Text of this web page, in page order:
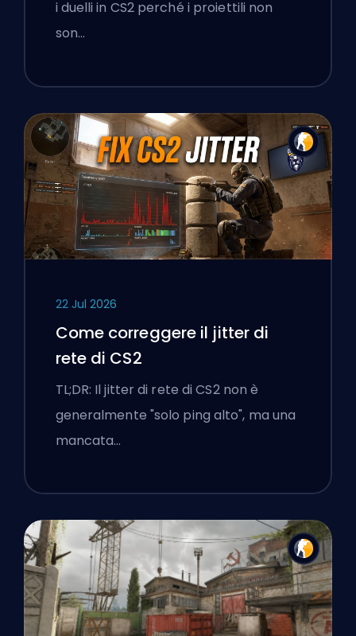
i duelli in CS2 perché i proiettili non
son…
22 Jul 2026
Come correggere il jitter di
rete di CS2
TL;DR: Il jitter di rete di CS2 non è
generalmente "solo ping alto", ma una
mancata…